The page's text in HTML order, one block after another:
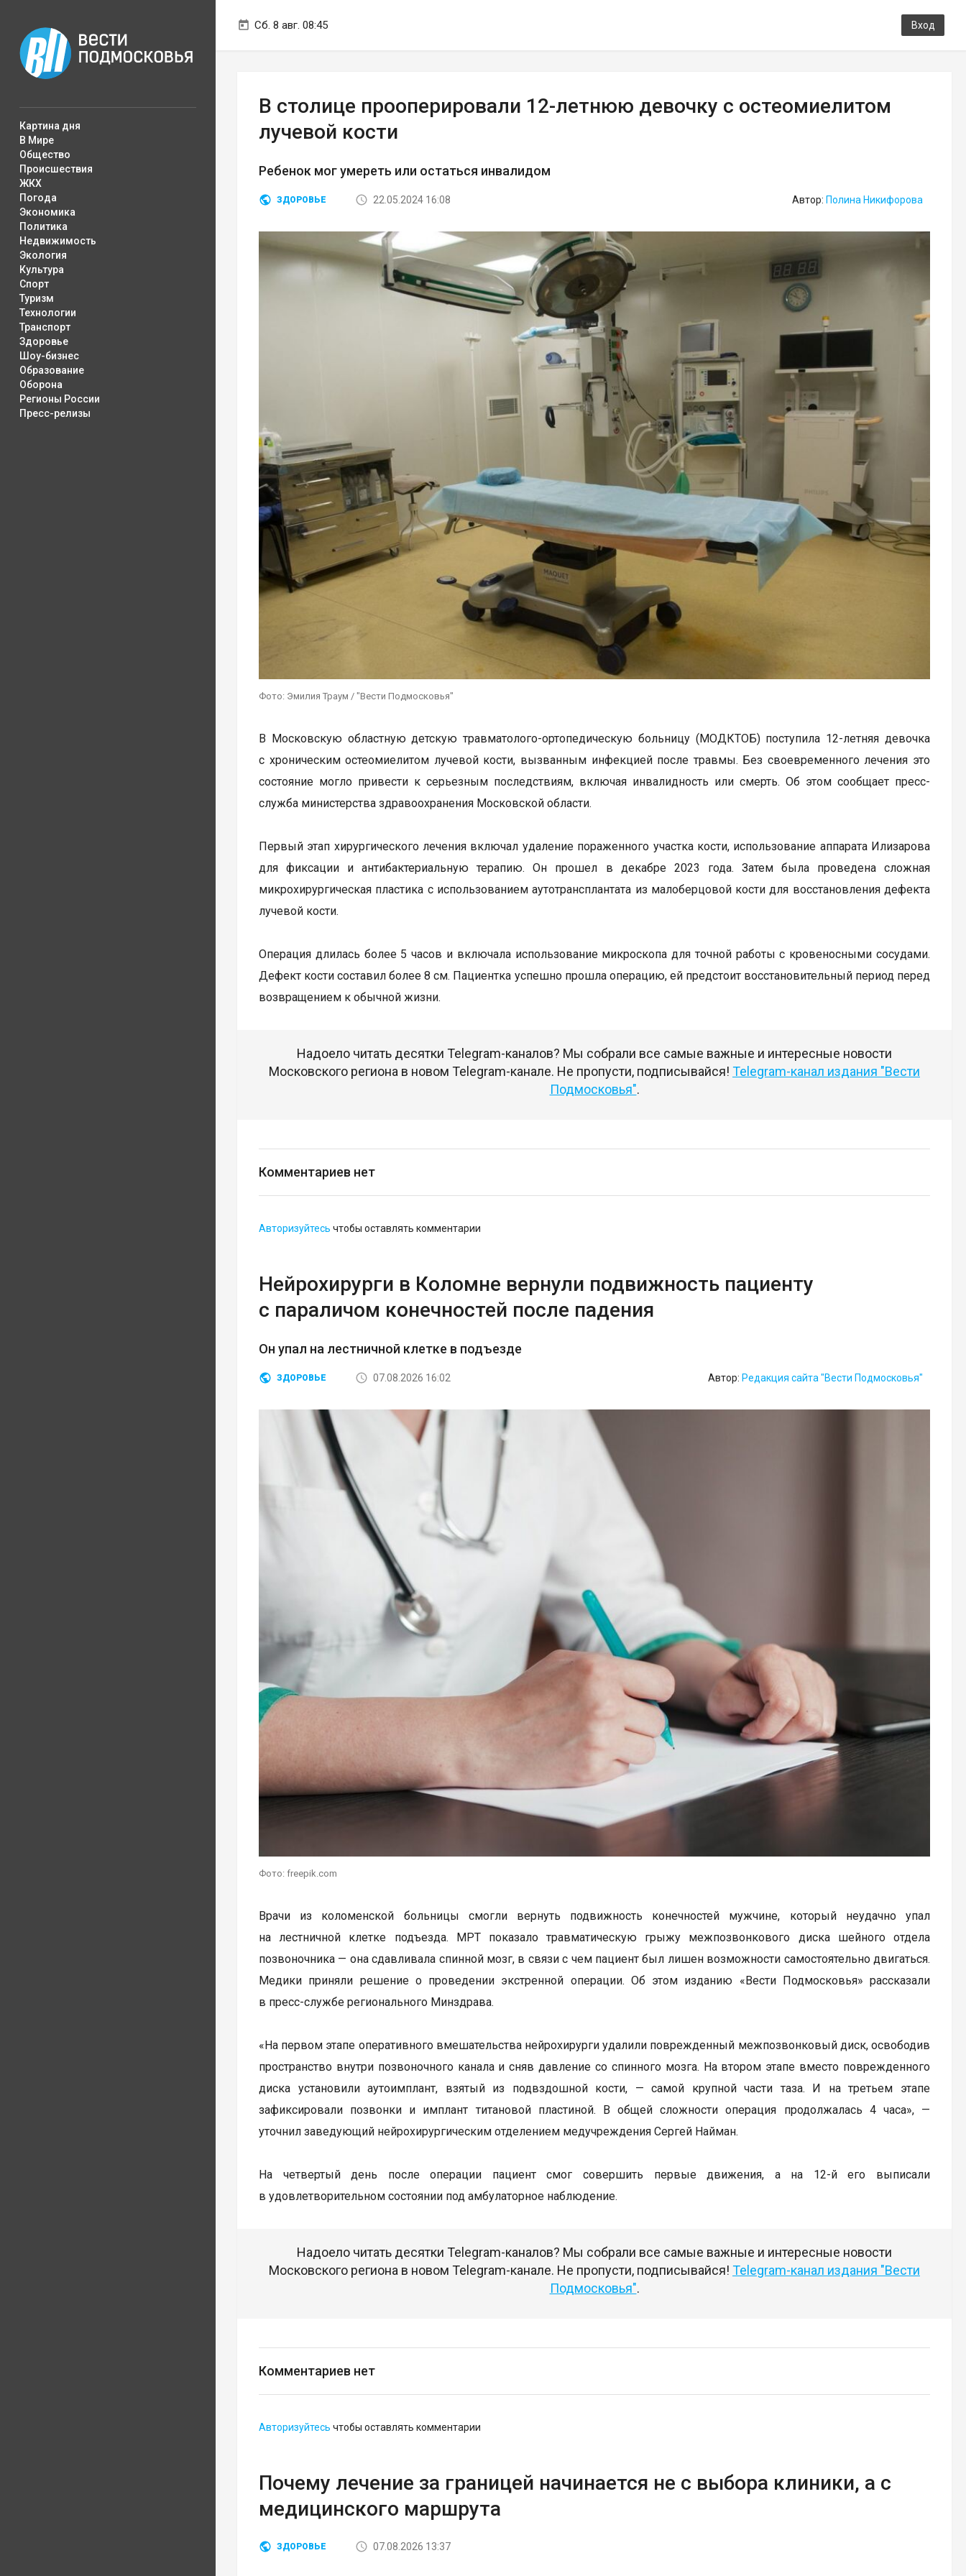
Сб. 8 авг. 08:45 Вход
Картина дня
В Мире
Общество
Происшествия
ЖКХ
Погода
Экономика
Политика
Недвижимость
Экология
Культура
Спорт
Туризм
Технологии
Транспорт
Здоровье
Шоу-бизнес
Образование
Оборона
Регионы России
Пресс-релизы
В столице прооперировали 12-летнюю девочку с остеомиелитом
лучевой кости
Ребенок мог умереть или остаться инвалидом
ЗДОРОВЬЕ 22.05.2024 16:08 Автор: Полина Никифорова
Фото: Эмилия Траум / "Вести Подмосковья"
В Московскую областную детскую травматолого-ортопедическую больницу (МОДКТОБ) поступила 12-летняя девочка
с хроническим остеомиелитом лучевой кости, вызванным инфекцией после травмы. Без своевременного лечения это
состояние могло привести к серьезным последствиям, включая инвалидность или смерть. Об этом сообщает пресс-
служба министерства здравоохранения Московской области.
Первый этап хирургического лечения включал удаление пораженного участка кости, использование аппарата Илизарова
для фиксации и антибактериальную терапию. Он прошел в декабре 2023 года. Затем была проведена сложная
микрохирургическая пластика с использованием аутотрансплантата из малоберцовой кости для восстановления дефекта
лучевой кости.
Операция длилась более 5 часов и включала использование микроскопа для точной работы с кровеносными сосудами.
Дефект кости составил более 8 см. Пациентка успешно прошла операцию, ей предстоит восстановительный период перед
возвращением к обычной жизни.
Надоело читать десятки Telegram-каналов? Мы собрали все самые важные и интересные новости
Московского региона в новом Telegram-канале. Не пропусти, подписывайся! Telegram-канал издания "Вести
Подмосковья".
Комментариев нет
Авторизуйтесь чтобы оставлять комментарии
Нейрохирурги в Коломне вернули подвижность пациенту
с параличом конечностей после падения
Он упал на лестничной клетке в подъезде
ЗДОРОВЬЕ 07.08.2026 16:02 Автор: Редакция сайта "Вести Подмосковья"
Фото: freepik.com
Врачи из коломенской больницы смогли вернуть подвижность конечностей мужчине, который неудачно упал
на лестничной клетке подъезда. МРТ показало травматическую грыжу межпозвонкового диска шейного отдела
позвоночника — она сдавливала спинной мозг, в связи с чем пациент был лишен возможности самостоятельно двигаться.
Медики приняли решение о проведении экстренной операции. Об этом изданию «Вести Подмосковья» рассказали
в пресс-службе регионального Минздрава.
«На первом этапе оперативного вмешательства нейрохирурги удалили поврежденный межпозвонковый диск, освободив
пространство внутри позвоночного канала и сняв давление со спинного мозга. На втором этапе вместо поврежденного
диска установили аутоимплант, взятый из подвздошной кости, — самой крупной части таза. И на третьем этапе
зафиксировали позвонки и имплант титановой пластиной. В общей сложности операция продолжалась 4 часа», —
уточнил заведующий нейрохирургическим отделением медучреждения Сергей Найман.
На четвертый день после операции пациент смог совершить первые движения, а на 12-й его выписали
в удовлетворительном состоянии под амбулаторное наблюдение.
Надоело читать десятки Telegram-каналов? Мы собрали все самые важные и интересные новости
Московского региона в новом Telegram-канале. Не пропусти, подписывайся! Telegram-канал издания "Вести
Подмосковья".
Комментариев нет
Авторизуйтесь чтобы оставлять комментарии
Почему лечение за границей начинается не с выбора клиники, а с
медицинского маршрута
ЗДОРОВЬЕ 07.08.2026 13:37